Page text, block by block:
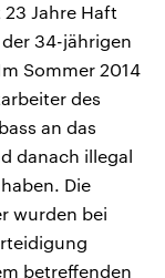
Jahre Haft
34-jährigen
Sommer 2014
des
an das
danach illegal
Die
wurden bei
betreffenden